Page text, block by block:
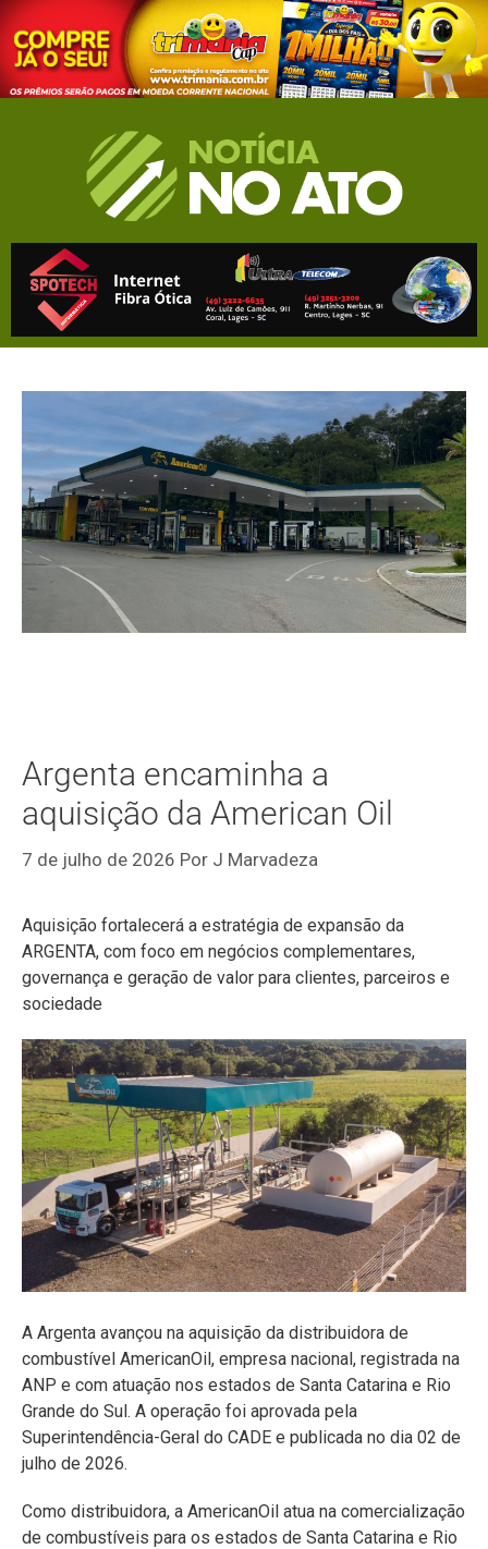
Argenta encaminha a
aquisição da American Oil
7 de julho de 2026 Por J Marvadeza
Aquisição fortalecerá a estratégia de expansão da
ARGENTA, com foco em negócios complementares,
governança e geração de valor para clientes, parceiros e
sociedade
A Argenta avançou na aquisição da distribuidora de
combustível AmericanOil, empresa nacional, registrada na
ANP e com atuação nos estados de Santa Catarina e Rio
Grande do Sul. A operação foi aprovada pela
Superintendência-Geral do CADE e publicada no dia 02 de
julho de 2026.
Como distribuidora, a AmericanOil atua na comercialização
de combustíveis para os estados de Santa Catarina e Rio